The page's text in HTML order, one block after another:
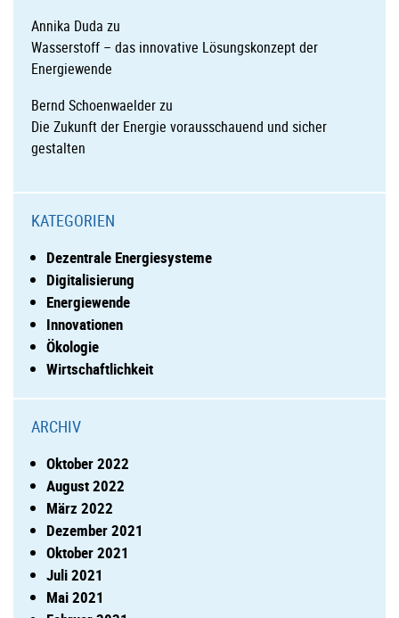
Annika Duda zu
Wasserstoff – das innovative Lösungskonzept der
Energiewende
Bernd Schoenwaelderzu
Die Zukunft der Energie vorausschauend und sicher
gestalten
KATEGORIEN
Dezentrale Energiesysteme
Digitalisierung
Energiewende
Innovationen
Ökologie
Wirtschaftlichkeit
ARCHIV
Oktober 2022
August 2022
März 2022
Dezember 2021
Oktober 2021
Juli 2021
Mai 2021